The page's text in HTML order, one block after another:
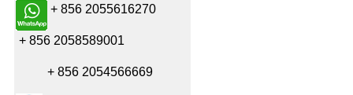
+ 856 2055616270
+ 856 2058589001
+ 856 2054566669